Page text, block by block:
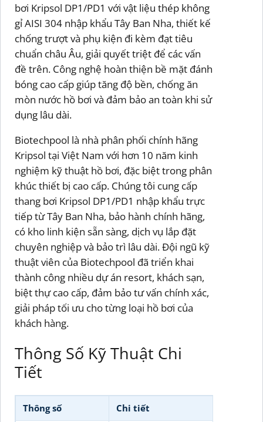
bơi Kripsol DP1/PD1 với vật liệu thép không
gỉ AISI 304 nhập khẩu Tây Ban Nha, thiết kế
chống trượt và phụ kiện đi kèm đạt tiêu
chuẩn châu Âu, giải quyết triệt để các vấn
đề trên. Công nghệ hoàn thiện bề mặt đánh
bóng cao cấp giúp tăng độ bền, chống ăn
mòn nước hồ bơi và đảm bảo an toàn khi sử
dụng lâu dài.
Biotechpool là nhà phân phối chính hãng
Kripsol tại Việt Nam với hơn 10 năm kinh
nghiệm kỹ thuật hồ bơi, đặc biệt trong phân
khúc thiết bị cao cấp. Chúng tôi cung cấp
thang bơi Kripsol DP1/PD1 nhập khẩu trực
tiếp từ Tây Ban Nha, bảo hành chính hãng,
có kho linh kiện sẵn sàng, dịch vụ lắp đặt
chuyên nghiệp và bảo trì lâu dài. Đội ngũ kỹ
thuật viên của Biotechpool đã triển khai
thành công nhiều dự án resort, khách sạn,
biệt thự cao cấp, đảm bảo tư vấn chính xác,
giải pháp tối ưu cho từng loại hồ bơi của
khách hàng.
Thông Số Kỹ Thuật Chi
Tiết
Thông số Chi tiết